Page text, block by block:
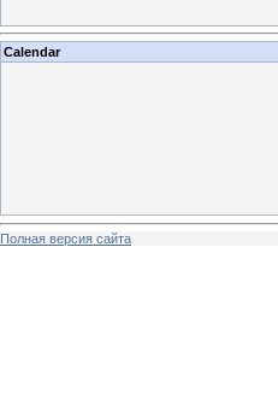
Calendar
Полная версия сайта